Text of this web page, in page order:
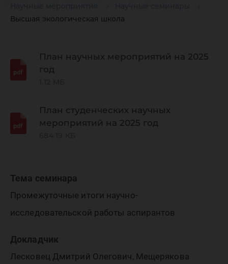
Высшая экологическая школа
среды и
План научных мероприятий на 2025
год
План студенческих научных
мероприятий на 2025 год
Тема семинара
Промежуточные итоги научно-
исследовательской работы аспирантов
Докладчик
Лесковец Дмитрий Олегович, Мещерякова